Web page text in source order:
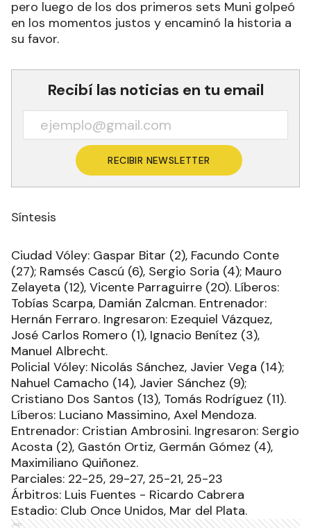
pero luego de los dos primeros sets Muni golpeó
en los momentos justos y encaminó la historia a
su favor.
Recibí las noticias en tu email
RECIBIR NEWSLETTER
Síntesis
Ciudad Vóley: Gaspar Bitar (2), Facundo Conte
(27); Ramsés Cascú (6), Sergio Soria (4); Mauro
Zelayeta (12), Vicente Parraguirre (20). Líberos:
Tobías Scarpa, Damián Zalcman. Entrenador:
Hernán Ferraro. Ingresaron: Ezequiel Vázquez,
José Carlos Romero (1), Ignacio Benítez (3),
Manuel Albrecht.
Policial Vóley: Nicolás Sánchez, Javier Vega (14);
Nahuel Camacho (14), Javier Sánchez (9);
Cristiano Dos Santos (13), Tomás Rodríguez (11).
Líberos: Luciano Massimino, Axel Mendoza.
Entrenador: Cristian Ambrosini. Ingresaron: Sergio
Acosta (2), Gastón Ortiz, Germán Gómez (4),
Maximiliano Quiñonez.
Parciales: 22-25, 29-27, 25-21, 25-23
Árbitros: Luis Fuentes - Ricardo Cabrera
Estadio: Club Once Unidos, Mar del Plata.
Ads